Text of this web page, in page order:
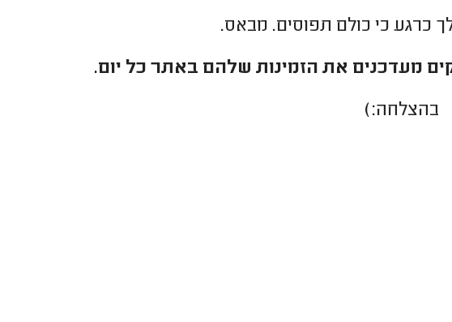
כרגע כי כולם תפוסים. מבאס.
מעדכנים את הזמינות שלהם באתר כל יום.
בהצלחה:)